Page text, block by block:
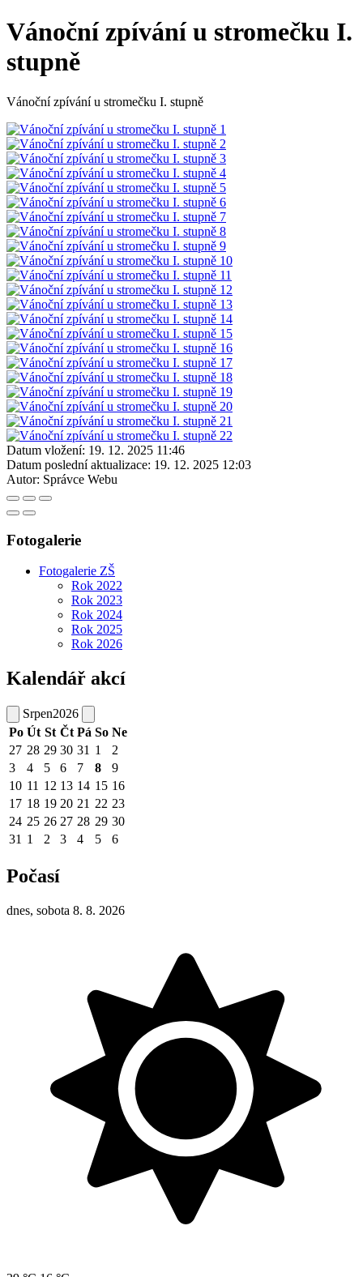
Vánoční zpívání u stromečku I.
stupně
Vánoční zpívání u stromečku I. stupně
Datum vložení: 19. 12. 2025 11:46
Datum poslední aktualizace: 19. 12. 2025 12:03
Autor: Správce Webu
Fotogalerie
Fotogalerie ZŠ
Rok 2022
Rok 2023
Rok 2024
Rok 2025
Rok 2026
Kalendář akcí
Srpen2026
Po Út St Čt Pá So Ne
27 28 29 30 31 1
2
3
4 5 6 7 8
9
10 11 12 13 14 15 16
17 18 19 20 21 22 23
24 25 26 27 28 29 30
31 1 2 3 4 5 6
Počasí
dnes, sobota 8. 8. 2026